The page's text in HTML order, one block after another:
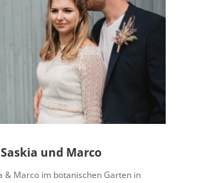
und Marco
& Marco im botanischen Garten in